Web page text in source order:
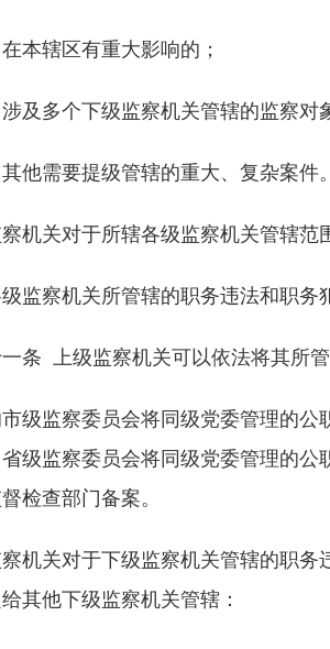
辖区有重大影响的；
多个下级监察机关管辖的监察对
需要提级管辖的重大、复杂案件
关对于所辖各级监察机关管辖范
察机关所管辖的职务违法和职务
上级监察机关可以依法将其所管
监察委员会将同级党委管理的公
级监察委员会将同级党委管理的
检查部门备案。
关对于下级监察机关管辖的职务
其他下级监察机关管辖：